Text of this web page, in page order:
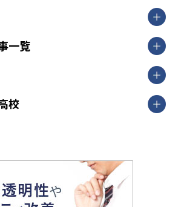
茨城県
長野県
京都府 奈良県
和歌山県
グ
一覧
市区町村ランキング
どもの受験を成功させる方法
る
手な人注目！最短距離の学力
校